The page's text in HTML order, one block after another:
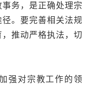
务，是正确处理宗
。要完善相关法规
推动严格执法，切
对宗教工作的领